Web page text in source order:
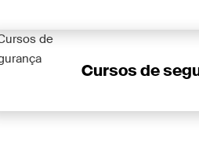
Cursos de